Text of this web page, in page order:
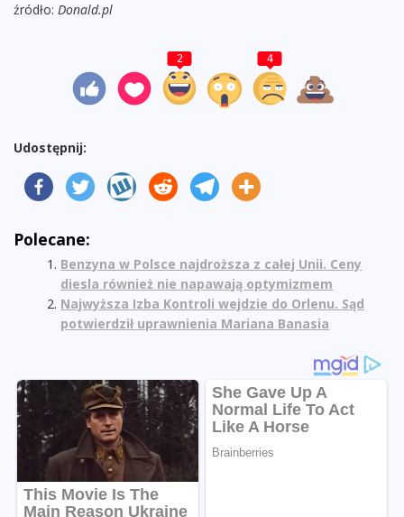
źródło: Donald.pl
2 4
Udostępnij:
Polecane:
Benzyna w Polsce najdroższa z całej Unii. Ceny
diesla również nie napawają optymizmem
Najwyższa Izba Kontroli wejdzie do Orlenu. Sąd
potwierdził uprawnienia Mariana Banasia